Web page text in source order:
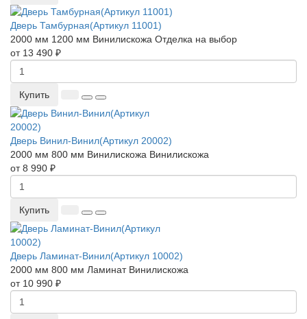
Дверь Тамбурная(Артикул 11001)
2000 мм 1200 мм Винилискожа Отделка на выбор
от 13 490 ₽
Купить
Дверь Винил-Винил(Артикул 20002)
2000 мм 800 мм Винилискожа Винилискожа
от 8 990 ₽
Купить
Дверь Ламинат-Винил(Артикул 10002)
2000 мм 800 мм Ламинат Винилискожа
от 10 990 ₽